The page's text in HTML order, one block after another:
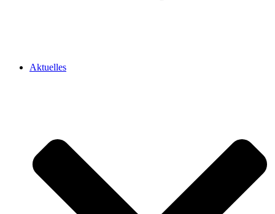
Aktuelles